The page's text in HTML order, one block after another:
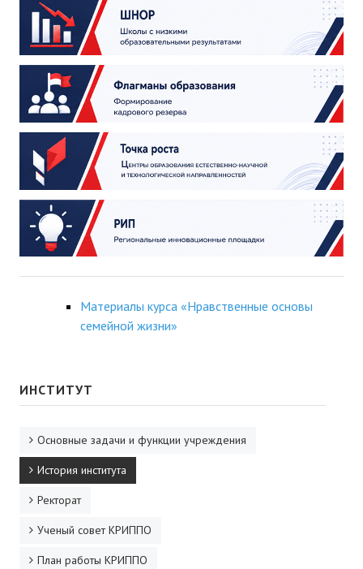
Повышение квалификации
КОНТАКТЫ
Материалы курса «Нравственные основы
семейной жизни»
ИНСТИТУТ
Основные задачи и функции учреждения
История института
Ректорат
Ученый совет КРИППО
План работы КРИППО